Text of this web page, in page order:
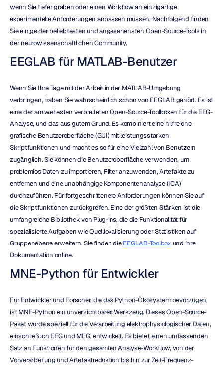
wenn Sie tiefer graben oder einen Workflow an einzigartige
experimentelle Anforderungen anpassen müssen. Nachfolgend finden
Sie einige der beliebtesten und angesehensten Open-Source-Tools in
der neurowissenschaftlichen Community.
EEGLAB für MATLAB-Benutzer
Wenn Sie Ihre Tage mit der Arbeit in der MATLAB-Umgebung
verbringen, haben Sie wahrscheinlich schon von EEGLAB gehört. Es ist
eine der am weitesten verbreiteten Open-Source-Toolboxen für die EEG-
Analyse, und das aus gutem Grund. Es kombiniert eine hilfreiche
grafische Benutzeroberfläche (GUI) mit leistungsstarken
Skriptfunktionen und macht es so für eine Vielzahl von Benutzern
zugänglich. Sie können die Benutzeroberfläche verwenden, um
problemlos Daten zu importieren, Filter anzuwenden, Artefakte zu
entfernen und eine unabhängige Komponentenanalyse (ICA)
durchzuführen. Für fortgeschrittenere Anforderungen können Sie auf
die Skriptfunktionen zurückgreifen. Eine der größten Stärken ist die
umfangreiche Bibliothek von Plug-ins, die die Funktionalität für
spezialisierte Aufgaben wie Quelllokalisierung oder Statistiken auf
Gruppenebene erweitern. Sie finden die EEGLAB-Toolbox und ihre
Dokumentation online.
MNE-Python für Entwickler
Für Entwickler und Forscher, die das Python-Ökosystem bevorzugen,
ist MNE-Python ein unverzichtbares Werkzeug. Dieses Open-Source-
Paket wurde speziell für die Verarbeitung elektrophysiologischer Daten,
einschließlich EEG und MEG, entwickelt. Es bietet einen umfassenden
Satz an Funktionen für den gesamten Analyse-Workflow, von der
Vorverarbeitung und Artefaktreduktion bis hin zur Zeit-Frequenz-